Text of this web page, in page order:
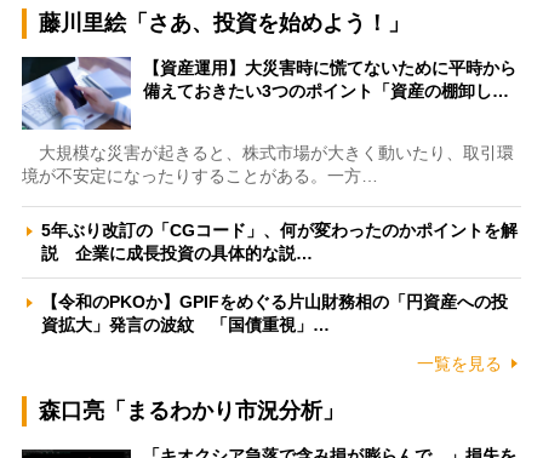
藤川里絵「さあ、投資を始めよう！」
【資産運用】大災害時に慌てないために平時から
備えておきたい3つのポイント「資産の棚卸し…
大規模な災害が起きると、株式市場が大きく動いたり、取引環
境が不安定になったりすることがある。一方…
5年ぶり改訂の「CGコード」、何が変わったのかポイントを解
説 企業に成長投資の具体的な説…
【令和のPKOか】GPIFをめぐる片山財務相の「円資産への投
資拡大」発言の波紋 「国債重視」…
一覧を見る
森口亮「まるわかり市況分析」